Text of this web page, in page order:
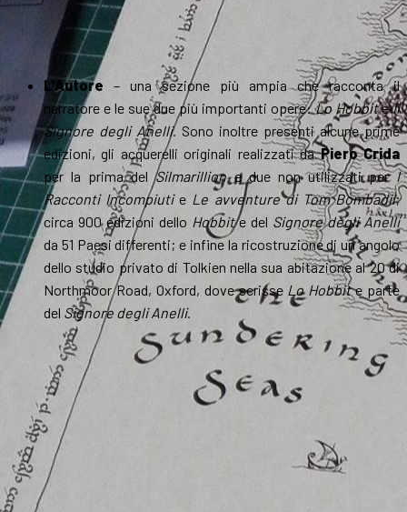
L’Autore – una sezione più ampia che racconta il
narratore e le sue due più importanti opere:Lo HobbiteIl
Signore degli Anelli. Sono inoltre presenti alcune prime
edizioni, gli acquerelli originali realizzati daPiero Crida
per la prima delSilmarillione due non utilizzati perI
Racconti Incompiutie Le avventure di Tom Bombadil;
circa 900 edizioni dello Hobbite del Signore degli Anelli
da 51 Paesi differenti; e infine la ricostruzione di un angolo
dello studio privato di Tolkien nella sua abitazione al 20 di
Northmoor Road, Oxford, dove scrisse Lo Hobbite parte
del Signore degli Anelli.